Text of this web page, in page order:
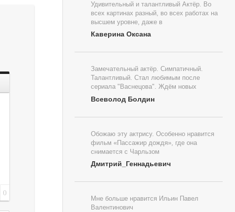
0
Удивительный и талантливый Актёр. Во
всех картинах разный, во всех работах на
высшем уровне, даже в
Каверина Оксана
Замечательный актёр. Симпатичный.
Талантливый. Стал любимым после
сериала "Васнецова". Ждём новых
Всеволод Болдин
Обожаю эту актрису. Особенно нравится
фильм «Пассажир дождя», где она
снимается с Чарльзом
Дмитрий_Геннадьевич
Мне больше нравится Ильин Павел
Валентинович